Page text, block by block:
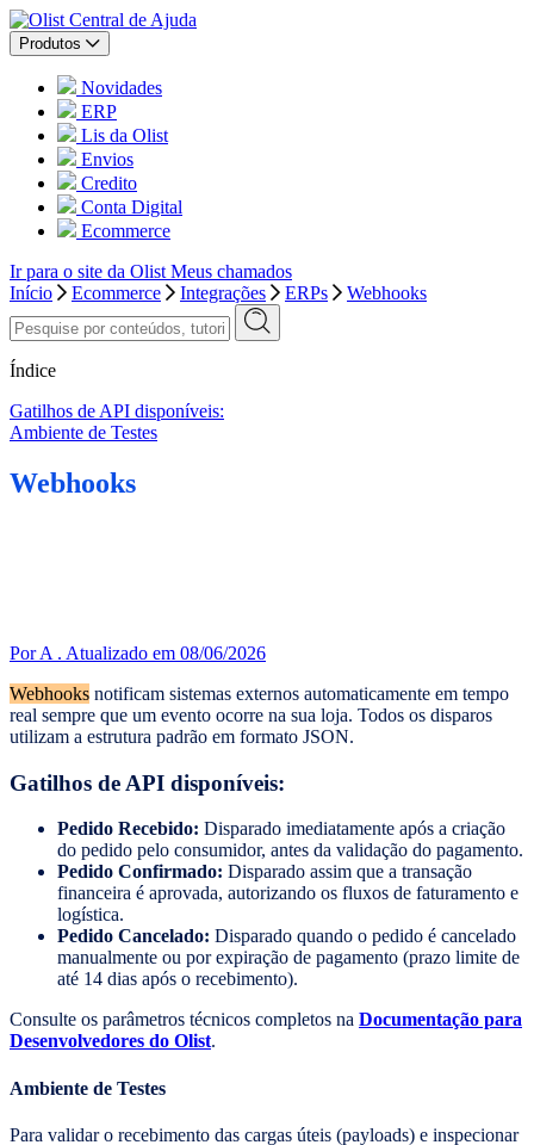
Central de Ajuda
Produtos
Novidades
ERP
Lis da Olist
Envios
Credito
Conta Digital
Ecommerce
Ir para o site da Olist Meus chamados
Início
Ecommerce Integrações ERPs Webhooks
Índice
Gatilhos de API disponíveis:
Ambiente de Testes
Webhooks
Por A . Atualizado em 08/06/2026
Webhooks notificam sistemas externos automaticamente em tempo
real sempre que um evento ocorre na sua loja. Todos os disparos
utilizam a estrutura padrão em formato JSON.
Gatilhos de API disponíveis:
Pedido Recebido: Disparado imediatamente após a criação
do pedido pelo consumidor, antes da validação do pagamento.
Pedido Confirmado: Disparado assim que a transação
financeira é aprovada, autorizando os fluxos de faturamento e
logística.
Pedido Cancelado: Disparado quando o pedido é cancelado
manualmente ou por expiração de pagamento (prazo limite de
até 14 dias após o recebimento).
Consulte os parâmetros técnicos completos na Documentação para
Desenvolvedores do Olist.
Ambiente de Testes
Para validar o recebimento das cargas úteis (payloads) e inspecionar